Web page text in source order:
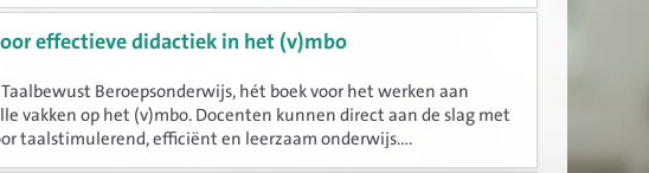
effectieve didactiek in het (v)mbo
Beroepsonderwijs, hét boek voor het werken aan
vakken op het (v)mbo. Docenten kunnen direct aan de slag met
taalstimulerend, efficiënt en leerzaam onderwijs....